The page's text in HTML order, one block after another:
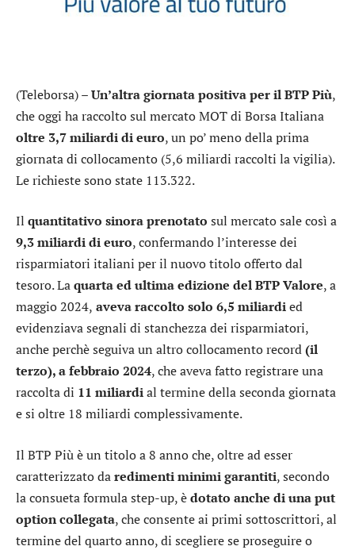
(Teleborsa) –Un’altra giornata positiva per il BTP Più,
che oggi ha raccolto sul mercato MOT di Borsa Italiana
oltre 3,7 miliardi di euro, un po’ meno della prima
giornata di collocamento (5,6 miliardi raccolti la vigilia).
Le richieste sono state 113.322.
Il quantitativo sinora prenotato sul mercato sale così a
9,3 miliardi di euro, confermando l’interesse dei
risparmiatori italiani per il nuovo titolo offerto dal
tesoro. Laquarta ed ultima edizione del BTP Valore, a
maggio 2024, aveva raccolto solo 6,5 miliardied
evidenziava segnali di stanchezza dei risparmiatori,
anche perchè seguiva un altro collocamento record(il
terzo), a febbraio 2024, che aveva fatto registrare una
raccolta di 11 miliardial termine della seconda giornata
e si oltre 18 miliardi complessivamente.
Il BTP Più è un titolo a 8 anno che, oltre ad esser
caratterizzato daredimenti minimi garantiti, secondo
la consueta formula step-up, èdotato anche di una put
option collegata, che consente ai primi sottoscrittori, al
termine del quarto anno, di scegliere se proseguire o